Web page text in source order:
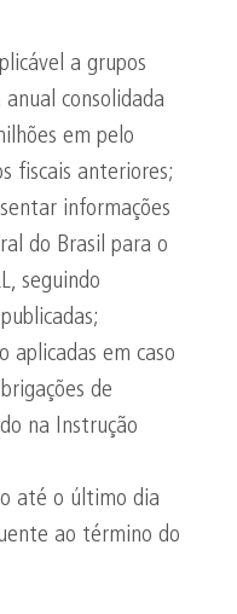
a grupos
consolidada
em pelo
fiscais anteriores;
informações
do Brasil para o
seguindo
aplicadas em caso
de
na Instrução
até o último dia
ao término do